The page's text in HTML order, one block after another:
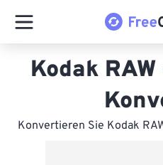
Kodak
Konvertieren Sie Kodak